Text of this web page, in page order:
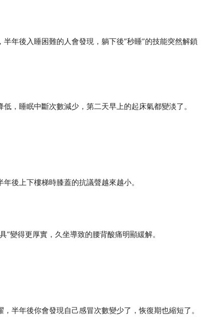
年後入睡困難的人會發現，躺下後”秒睡”的技能突然解鎖
，睡眠中斷次數減少，第二天早上的起床氣都變淡了。
後上下樓梯時膝蓋的抗議聲越來越小。
變得更厚實，久坐導致的腰背酸痛明顯緩解。
半年後你會發現自己感冒次數變少了，恢復期也縮短了。